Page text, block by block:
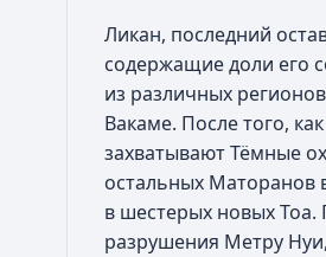
Ликан, последний
содержащие доли его
из различных
Вакаме. После того,
захватывают Тёмные
остальных Маторанов
в шестерых новых Тоа.
разрушения Метру